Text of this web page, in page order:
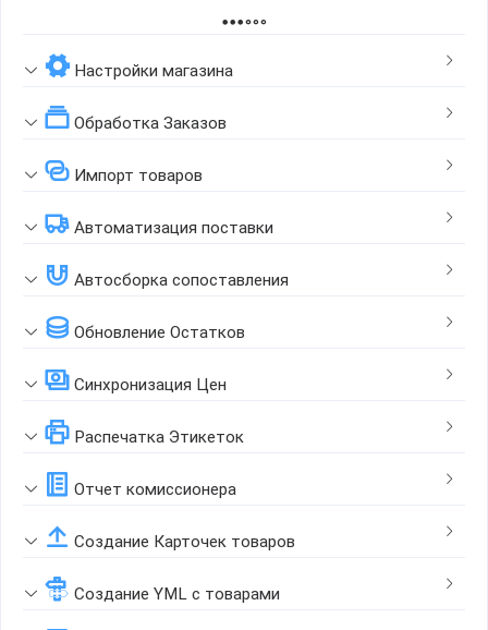
Настройки магазина
Обработка Заказов
Импорт товаров
Автоматизация поставки
Автосборка сопоставления
Обновление Остатков
Синхронизация Цен
Распечатка Этикеток
Отчет комиссионера
Создание Карточек товаров
Создание YML с товарами